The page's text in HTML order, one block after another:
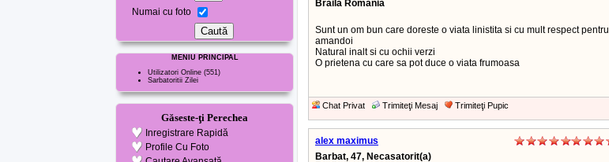
Numai cu foto
MENIU PRINCIPAL
Utilizatori Online (551)
Sarbatoritii Zilei
Găseste-ţi Perechea
Inregistrare Rapidă
Profile Cu Foto
Braila Romania
Sunt un om bun care doreste o viata linistita si cu mult respect pentru
amandoi
Natural inalt si cu ochii verzi
O prietena cu care sa pot duce o viata frumoasa
Chat Privat Trimiteţi Mesaj Trimiteţi Pupic
alex maximus
Barbat, 47, Necasatorit(a)